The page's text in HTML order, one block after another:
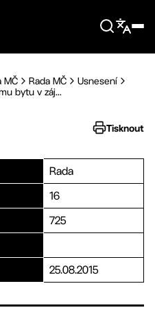
MČ Rada MČ
Usnesení
bytu v záj...
Tisknout
Rada
16
725
25.08.2015